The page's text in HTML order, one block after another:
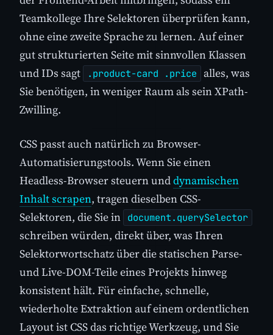
Teamkollege Ihre Selektoren überprüfen kann,
ohne eine zweite Sprache zu lernen. Auf einer
gut strukturierten Seite mit sinnvollen Klassen
und IDs sagt
.product-card .price
alles, was
Sie benötigen, in weniger Raum als sein XPath-
Zwilling.
CSS passt auch natürlich zu Browser-
Automatisierungstools. Wenn Sie einen
Headless-Browser steuern unddynamischen
Inhalt scrapen, tragen dieselben CSS-
Selektoren, die Sie in document.querySelector
schreiben würden, direkt über, was Ihren
Selektorwortschatz über die statischen Parse-
und Live-DOM-Teile eines Projekts hinweg
konsistent hält. Für einfache, schnelle,
wiederholte Extraktion auf einem ordentlichen
Layout ist CSS das richtige Werkzeug, und Sie